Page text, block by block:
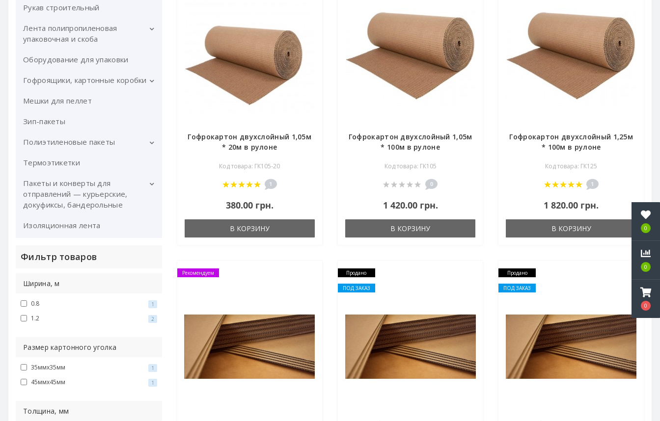
0
0
0
Размотчики для ручной стрейч
Малярный скотч
Сигнальная лента
Рукав строительный
Лента полипропиленовая
упаковочная и скоба
Упаковочная лента ПП
Скоба для ленты ПП
Оборудование для ленты ПП
Комплекты для стреппинг
Оборудование для упаковки
Гофроящики, картонные коробки
Гофроящики картонные
Мешки для пеллет
Зип-пакеты
Полиэтиленовые пакеты
Мусорные пакеты
Термоэтикетки
Пакеты и конверты для
отправлений — курьерские,
докуфиксы, бандерольные
Конверты Докуфикс
Изоляционная лента
Фильтр товаров
Ширина, м
0.8 1
1.2 2
Размер картонного уголка
35ммх35мм 1
45ммх45мм 1
Толщина, мм
Гофрокартон двухслойный 1,05м
* 20м в рулоне
Код товара: ГК105-20
1
380.00 грн.
В КОРЗИНУ
Гофрокартон двухслойный 1,05м
* 100м в рулоне
Код товара: ГК105
0
1 420.00 грн.
В КОРЗИНУ
Гофрокартон двухслойный 1,25м
* 100м в рулоне
Код товара: ГК125
1
1 820.00 грн.
В КОРЗИНУ
Рекомендуем Продано
ПОД ЗАКАЗ
Продано
ПОД ЗАКАЗ